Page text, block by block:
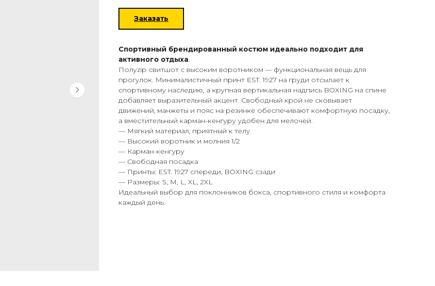
Заказать
Спортивный брендированный костюм идеально подходит для
активного отдыха.
Полуzip свитшот с высоким воротником — функциональная вещь для
прогулок. Минималистичный принт EST. 1927 на груди отсылает к
спортивному наследию, а крупная вертикальная надпись BOXING на спине
добавляет выразительный акцент. Свободный крой не сковывает
движений, манжеты и пояс на резинке обеспечивают комфортную посадку,
а вместительный карман-кенгуру удобен для мелочей.
— Мягкий материал, приятный к телу
— Высокий воротник и молния 1/2
— Карман-кенгуру
— Свободная посадка
— Принты: EST. 1927 спереди, BOXING сзади
— Размеры: S, M, L, XL, 2XL
Идеальный выбор для поклонников бокса, спортивного стиля и комфорта
каждый день.